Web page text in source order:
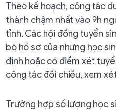
Theo kế hoạch, công tác
thành chậm nhất vào 9h
tỉnh. Các hội đồng tuyển
bộ hồ sơ của những học
định hoặc có điểm xét
công tác đối chiếu, xem
Trường hợp số lượng học